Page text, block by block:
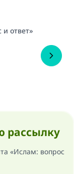
ответ»
рассылку
«Ислам: вопрос